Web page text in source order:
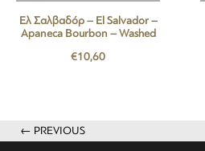
Ελ Σαλβαδόρ – El Salvador –
Apaneca Bourbon – Washed
€10,60
← PREVIOUS